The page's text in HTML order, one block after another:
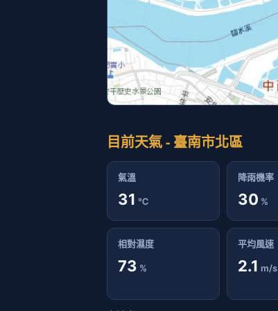
目前天氣 - 臺南市北區
氣溫
31 ℃
降雨機率
30 %
相對濕度
73 %
平均風速
2.1 m/s